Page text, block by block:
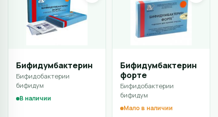
Бифидумбактерин
Бифидобактерии
бифидум
В наличии
Бифидумбактерин
форте
Бифидобактерии
бифидум
Мало в наличии